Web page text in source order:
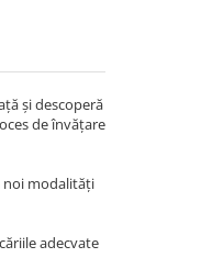
și descoperă
de învățare
noi modalități
adecvate